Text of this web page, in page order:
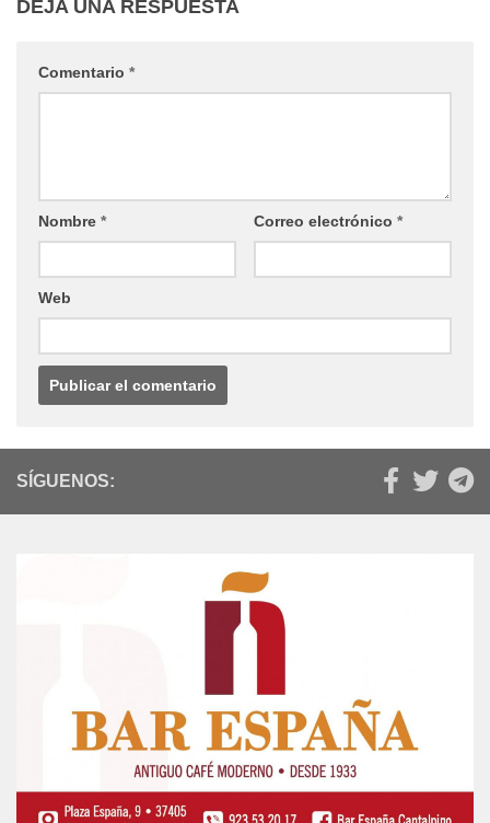
DEJA UNA RESPUESTA
Comentario *
Nombre * Correo electrónico *
Web
SÍGUENOS: